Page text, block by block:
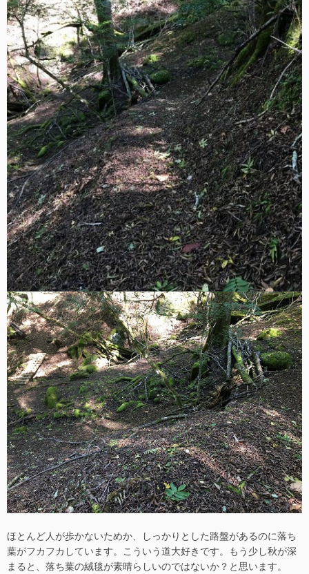
ほとんど人が歩かないためか、しっかりとした路盤があるのに落ち
葉がフカフカしています。こういう道大好きです。もう少し秋が深
まると、落ち葉の絨毯が素晴らしいのではないか？と思います。